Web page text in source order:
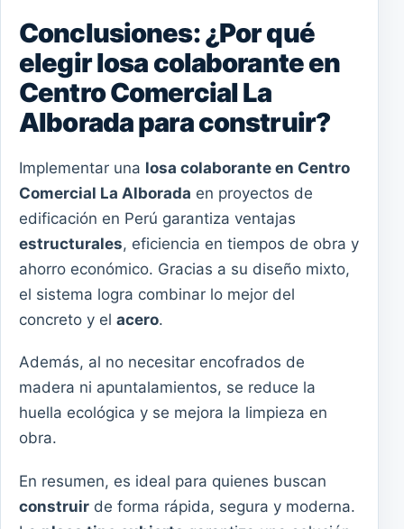
Conclusiones: ¿Por qué
elegir losa colaborante en
Centro Comercial La
Alborada para construir?
Implementar una losa colaborante en Centro
Comercial La Alborada en proyectos de
edificación en Perú garantiza ventajas
estructurales, eficiencia en tiempos de obra y
ahorro económico. Gracias a su diseño mixto,
el sistema logra combinar lo mejor del
concreto y el acero.
Además, al no necesitar encofrados de
madera ni apuntalamientos, se reduce la
huella ecológica y se mejora la limpieza en
obra.
En resumen, es ideal para quienes buscan
construir de forma rápida, segura y moderna.